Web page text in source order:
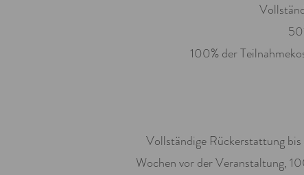
100% der
Vollständige Rückerstattung
Wochen vor der Veranstaltung,